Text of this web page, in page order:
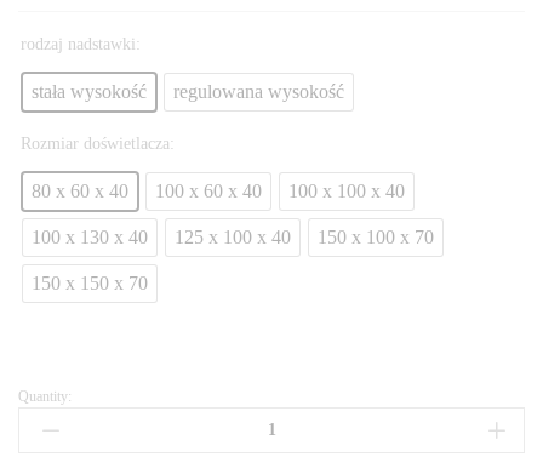
rodzaj nadstawki:
stała wysokość regulowana wysokość
Rozmiar doświetlacza:
80 x 60 x 40 100 x 60 x 40 100 x 100 x 40
100 x 130 x 40 125 x 100 x 40 150 x 100 x 70
150 x 150 x 70
Quantity: